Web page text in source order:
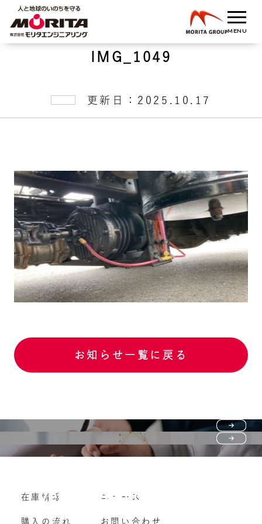
IMG_1049
更新日：2025.10.17
お知らせ一覧に戻る
購入の流れ
よくいただくご質問
Vehicle purchase
車両買い取り
在庫情報
購入の流れ
ニュース
お問い合わせ